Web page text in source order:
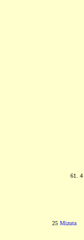
61. 4
25 Mizuta